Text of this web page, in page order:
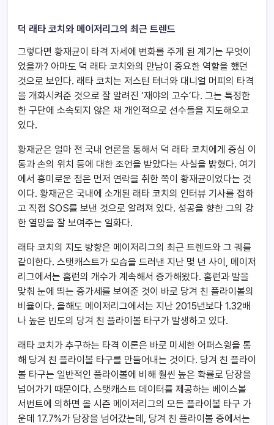
덕 래타 코치와 메이저리그의 최근 트렌드
그렇다면 황재균이 타격 자세에 변화를 주게 된 계기는 무엇이
었을까? 아마도 덕 래타 코치와의 만남이 중요한 역할을 했던
것으로 보인다. 래타 코치는 저스틴 터너와 대니얼 머피의 타격
을 개화시켜준 것으로 잘 알려진 ‘재야의 고수’다. 그는 특정한
한 구단에 소속되지 않은 채 개인적으로 선수들을 지도해오고
있다.
황재균은 얼마 전 국내 언론을 통해서 덕 래타 코치에게 중심 이
동과 손의 위치 등에 대한 조언을 받았다는 사실을 밝혔다. 여기
에서 흥미로운 점은 먼저 연락을 취한 쪽이 황재균이었다는 것
이다. 황재균은 국내에 소개된 래타 코치의 인터뷰 기사를 접하
고 직접 SOS를 보낸 것으로 알려져 있다. 성공을 향한 그의 강
한 열망을 잘 보여주는 일화다.
래타 코치의 지도 방향은 메이저리그의 최근 트렌드와 그 궤를
같이한다. 스탯캐스트가 모습을 드러낸 지난 몇 년 사이, 메이저
리그에서는 홈런의 개수가 계속해서 증가해왔다. 홈런과 발을
맞춰 눈에 띄는 증가세를 보여준 것이 바로 당겨 친 플라이볼의
비율이다. 올해도 메이저리그에서는 지난 2015년보다 1.32배
나 높은 빈도의 당겨 친 플라이볼 타구가 발생하고 있다.
래타 코치가 추구하는 타격 이론은 바로 미세한 어퍼스윙을 통
해 당겨 친 플라이볼 타구를 만들어내는 것이다. 당겨 친 플라이
볼 타구는 일반적인 플라이볼에 비해 훨씬 높은 확률로 담장을
넘어가기 때문이다. 스탯캐스트 데이터를 제공하는 베이스볼
서번트에 의하면 올 시즌 메이저리그의 모든 플라이볼 타구 가
운데 17.7%가 담장을 넘어갔는데, 당겨 친 플라이볼 중에서는